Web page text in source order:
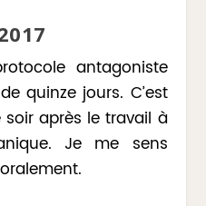
antagoniste
quinze jours. C’est
après le travail à
Je me sens